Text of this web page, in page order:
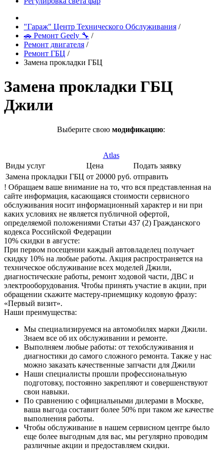
"Гараж" Центр Технического Обслуживания /
🚗 Ремонт Geely 🔧 /
Ремонт двигателя /
Ремонт ГБЦ /
Замена прокладки ГБЦ
Замена прокладки ГБЦ
Джили
Выберите свою модификацию:
Atlas
Виды услуг
Цена
Подать заявку
Замена прокладки ГБЦ от 20000 руб. отправить
! Обращаем ваше внимание на то, что вся представленная на
сайте информация, касающаяся стоимости сервисного
обслуживания носит информационный характер и ни при
каких условиях не является публичной офертой,
определяемой положениями Статьи 437 (2) Гражданского
кодекса Российской Федерации
10% скидки в августе:
При первом посещении каждый автовладелец получает
скидку 10% на любые работы. Акция распространяется на
техническое обслуживание всех моделей Джили,
диагностические работы, ремонт ходовой части, ДВС и
электрооборудования. Чтобы принять участие в акции, при
обращении скажите мастеру-приемщику кодовую фразу:
«Первый визит».
Наши преимущества:
Мы специализируемся на автомобилях марки Джили.
Знаем все об их обслуживании и ремонте.
Выполняем любые работы: от техобслуживания и
диагностики до самого сложного ремонта. Также у нас
можно заказать качественные запчасти для Джили
Наши специалисты прошли профессиональную
подготовку, постоянно закрепляют и совершенствуют
свои навыки.
По сравнению с официальными дилерами в Москве,
ваша выгода составит более 50% при таком же качестве
выполнения работы.
Чтобы обслуживание в нашем сервисном центре было
еще более выгодным для вас, мы регулярно проводим
различные акции и предоставляем скидки.